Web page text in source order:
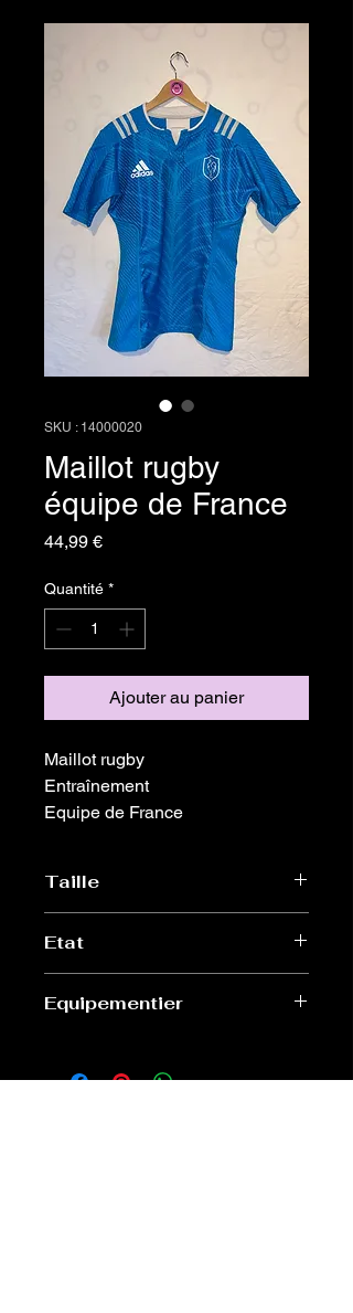
SKU : 14000020
Maillot rugby
équipe de France
44,99 €Prix
Quantité *
Ajouter au panier
Maillot rugby
Entraînement
Equipe de France
Taille
Etat
Equipementier